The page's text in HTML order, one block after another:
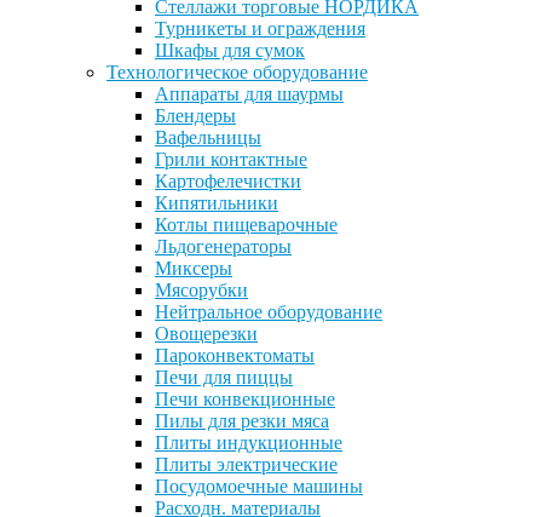
Стеллажи торговые НОРДИКА
Турникеты и ограждения
Шкафы для сумок
Технологическое оборудование
Аппараты для шаурмы
Блендеры
Вафельницы
Грили контактные
Картофелечистки
Кипятильники
Котлы пищеварочные
Льдогенераторы
Миксеры
Мясорубки
Нейтральное оборудование
Овощерезки
Пароконвектоматы
Печи для пиццы
Печи конвекционные
Пилы для резки мяса
Плиты индукционные
Плиты электрические
Посудомоечные машины
Расходн. материалы